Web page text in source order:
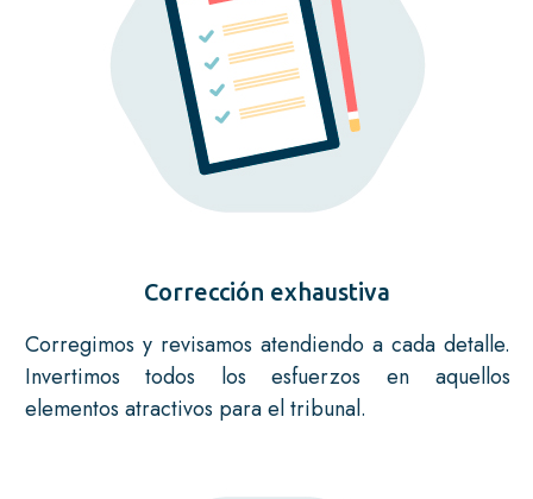
Corrección exhaustiva
Corregimos y revisamos atendiendo a cada detalle.
Invertimos todos los esfuerzos en aquellos
elementos atractivos para el tribunal.